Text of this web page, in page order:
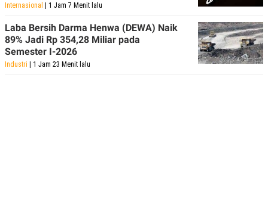
Internasional | 1 Jam 7 Menit lalu
Laba Bersih Darma Henwa (DEWA) Naik
89% Jadi Rp 354,28 Miliar pada
Semester I-2026
Industri | 1 Jam 23 Menit lalu